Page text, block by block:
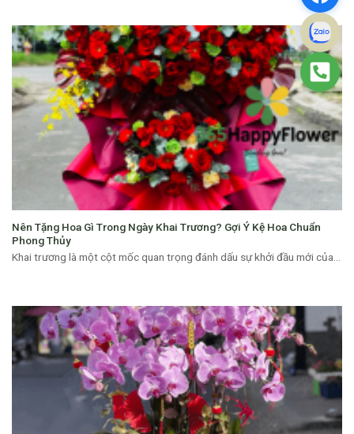
Nên Tặng Hoa Gì Trong Ngày Khai Trương? Gợi Ý Kệ Hoa Chuẩn
Phong Thủy
Khai trương là một cột mốc quan trọng đánh dấu sự khởi đầu mới của...